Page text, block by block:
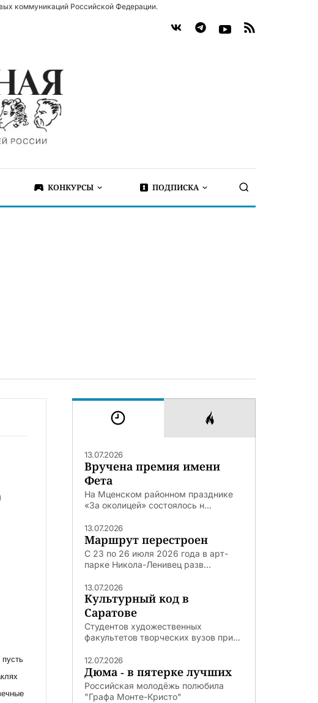
коммуникаций Российской Федерации.
КОНКУРСЫ ПОДПИСКА
13.07.2026
Вручена премия имени
Фета
На Мценском районном празднике
«За околицей» состоялось н...
13.07.2026
Маршрут перестроен
С 23 по 26 июля 2026 года в арт-
парке Никола-Ленивец разв...
13.07.2026
Культурный код в
Саратове
Студентов художественных
факультетов творческих вузов при...
12.07.2026
Дюма - в пятерке лучших
Российская молодёжь полюбила
"Графа Монте-Кристо"